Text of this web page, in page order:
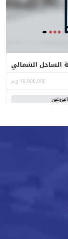
10,000,000 ج.م
البورشور